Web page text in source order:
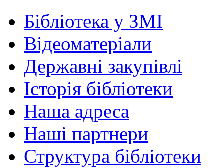
Бібліотека у ЗМІ
Відеоматеріали
Державні закупівлі
Історія бібліотеки
Наша адреса
Наші партнери
Структура бібліотеки